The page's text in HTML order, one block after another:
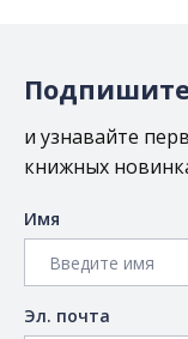
и узнавайте
книжных
Имя
Эл. почта